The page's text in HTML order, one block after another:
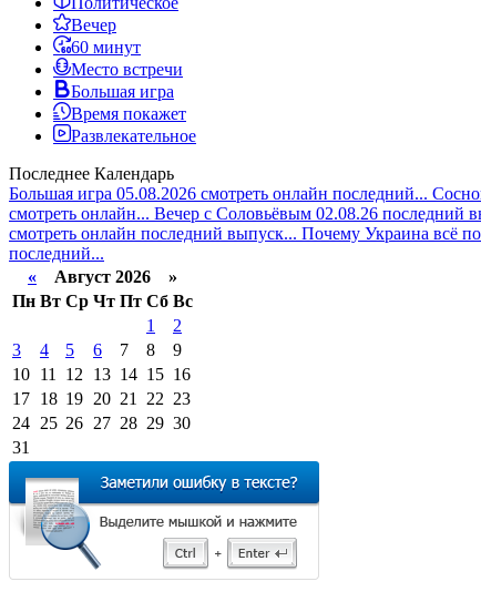
Вечер
60 минут
Место встречи
Большая игра
Время покажет
Развлекательное
Последнее Календарь
Большая игра 05.08.2026 смотреть онлайн последний...
смотреть онлайн... Вечер с Соловьёвым 02.08.26 последний
смотреть онлайн последний выпуск... Почему Украина всё
последний...
« Август 2026 »
Пн Вт Ср Чт Пт Сб Вс
1
2
3
4 5 6 7 8
9
10 11 12 13 14 15 16
17 18 19 20 21 22 23
24 25 26 27 28 29 30
31